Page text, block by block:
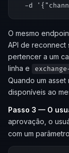
O mesmo
API de reconnect
pertencer a um
linha e
Quando um
disponíveis ao
Passo 3 — O
aprovação, o
com um parâmetro